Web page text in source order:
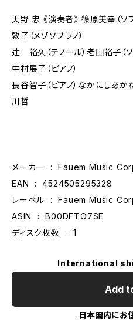
天野 忠 《演奏者》 篠原美幸（ソ
敦子（メゾソプラノ）
辻 裕久（テノール）老田裕子（ソ
中村展子（ピアノ）
長谷智子（ピアノ）なかにしあか
川哲
メーカー ‏ : ‎ Fauem Music
EAN ‏ : ‎ 4524505295328
レーベル ‏ : ‎ Fauem Music
ASIN ‏ : ‎ B00DFTO7SE
ディスク枚数 ‏ : ‎ 1
International
Add
日本国内にお